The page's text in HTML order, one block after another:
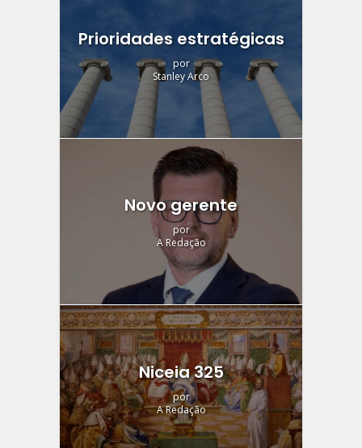
Prioridades estratégicas
por
Stanley Arco
Novo gerente
por
A Redação
Niceia 325
por
A Redação